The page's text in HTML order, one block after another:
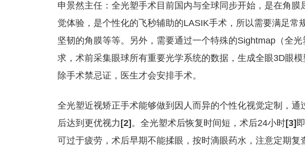
申景然主任：全光塑手术目前国内与全球同步开始，是在角
觉体验，是个性化的飞秒辅助的LASIK手术，所以需要满足常
坚韧的角膜等等。另外，需要通过一个特殊的Sightmap（全
求，术前采集眼球所有重要光学系统的数据，生成全眼3D眼
除手术禁忌证，医生才会安排手术。
全光塑近视矫正手术能够做到因人而异的个性化视觉定制，通
后达到更优视力 [2] 。全光塑术后恢复时间短，术后24小时[3]
可过于疲劳，术后早期不能揉眼，按时滴眼药水，注意定期复